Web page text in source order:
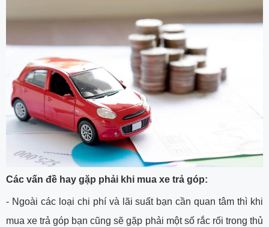
Các vấn đề hay gặp phải khi mua xe trả góp:
- Ngoài các loại chi phí và lãi suất bạn cần quan tâm thì khi
mua xe trả góp bạn cũng sẽ gặp phải một số rắc rối trong thủ